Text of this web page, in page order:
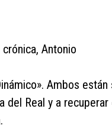
Antonio
Ambos
del Real y a